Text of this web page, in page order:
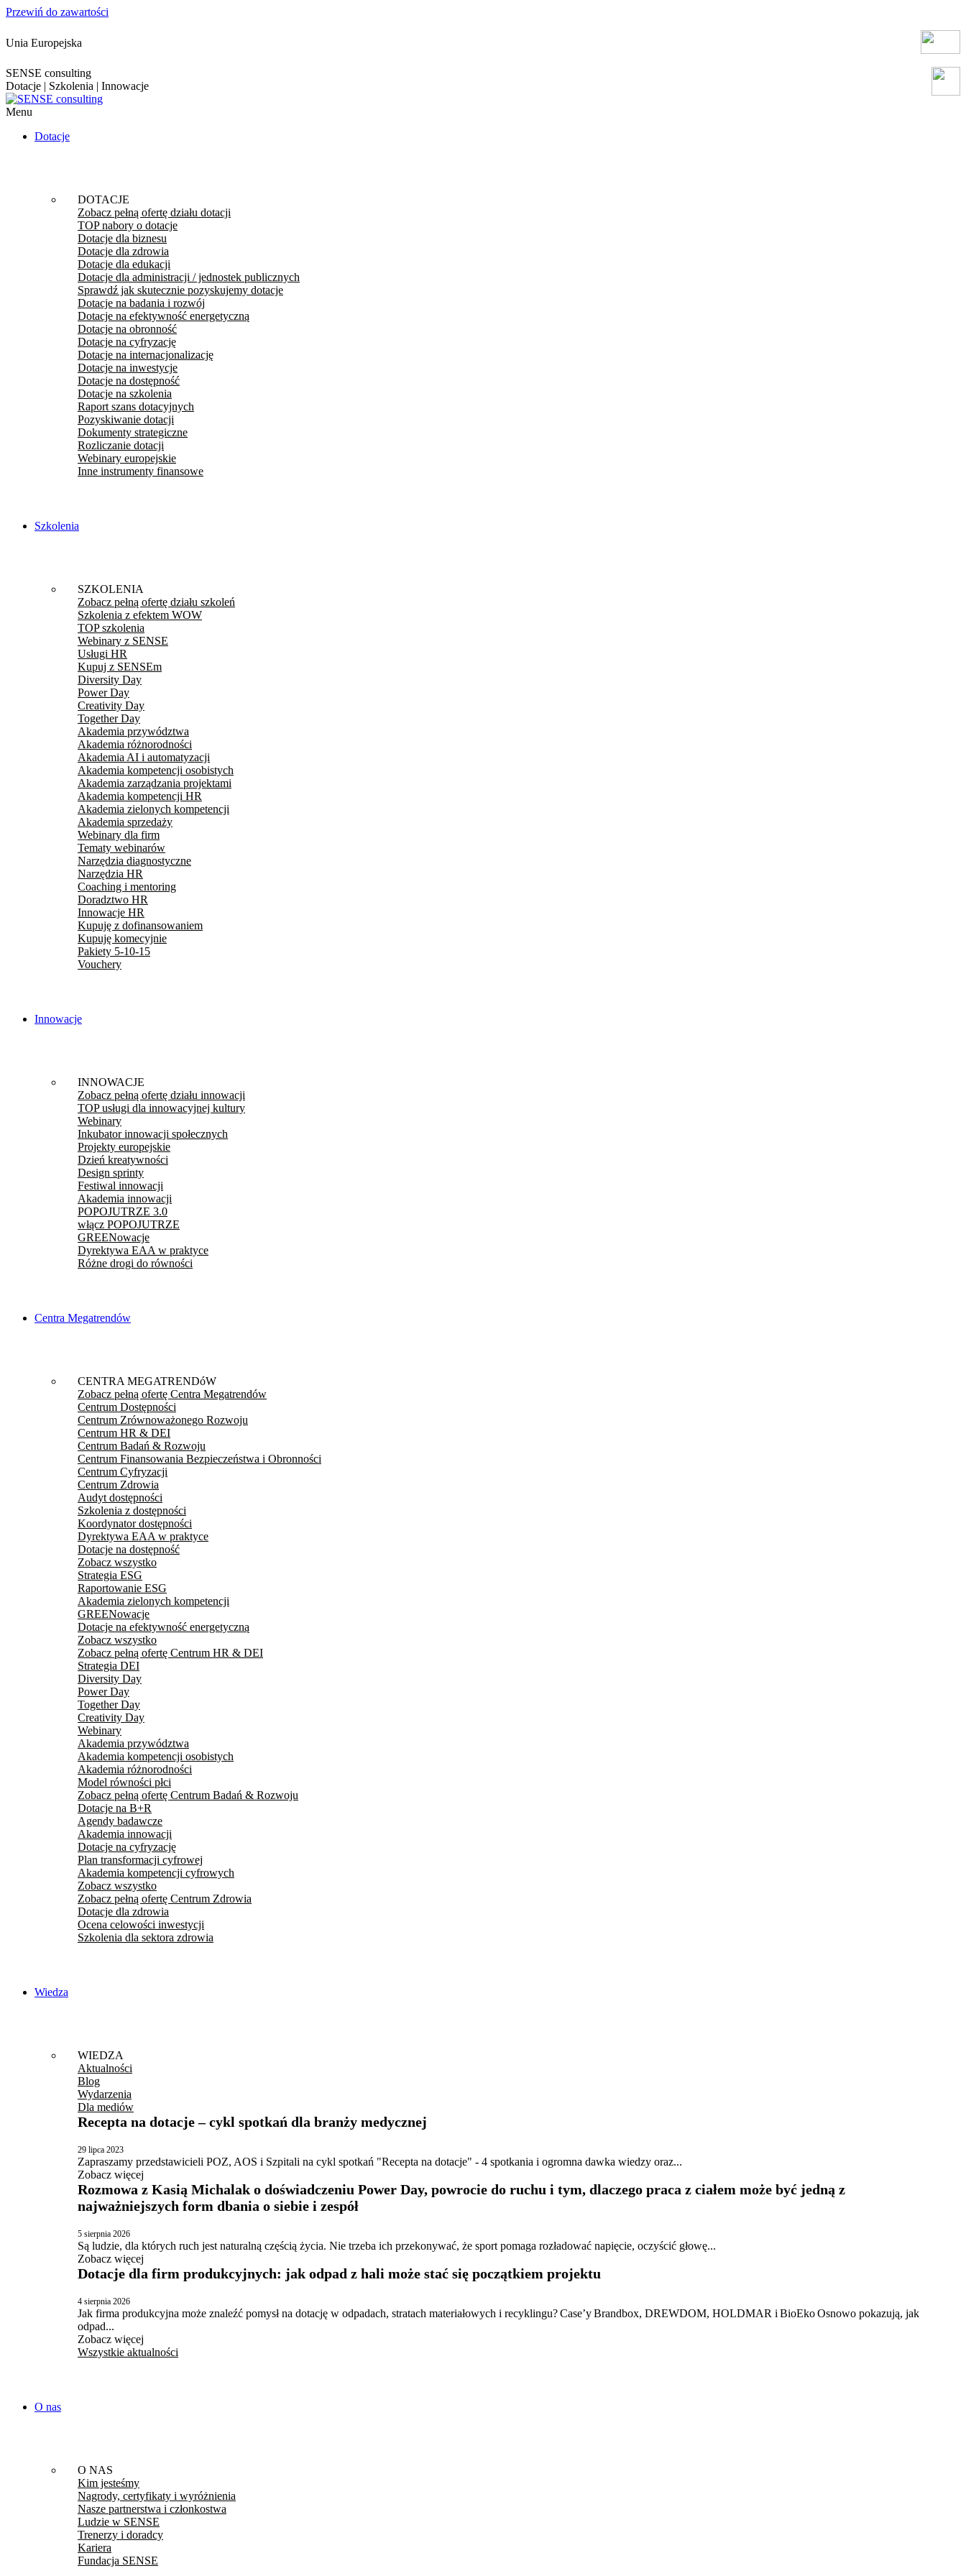
Przewiń do zawartości
Unia Europejska
SENSE consulting
Dotacje | Szkolenia | Innowacje
Menu
Dotacje
DOTACJE
Zobacz pełną ofertę działu dotacji
TOP nabory o dotacje
Dotacje dla biznesu
Dotacje dla zdrowia
Dotacje dla edukacji
Dotacje dla administracji / jednostek publicznych
Sprawdź jak skutecznie pozyskujemy dotacje
Dotacje na badania i rozwój
Dotacje na efektywność energetyczną
Dotacje na obronność
Dotacje na cyfryzację
Dotacje na internacjonalizację
Dotacje na inwestycje
Dotacje na dostępność
Dotacje na szkolenia
Raport szans dotacyjnych
Pozyskiwanie dotacji
Dokumenty strategiczne
Rozliczanie dotacji
Webinary europejskie
Inne instrumenty finansowe
Szkolenia
SZKOLENIA
Zobacz pełną ofertę działu szkoleń
Szkolenia z efektem WOW
TOP szkolenia
Webinary z SENSE
Usługi HR
Kupuj z SENSEm
Diversity Day
Power Day
Creativity Day
Together Day
Akademia przywództwa
Akademia różnorodności
Akademia AI i automatyzacji
Akademia kompetencji osobistych
Akademia zarządzania projektami
Akademia kompetencji HR
Akademia zielonych kompetencji
Akademia sprzedaży
Webinary dla firm
Tematy webinarów
Narzędzia diagnostyczne
Narzędzia HR
Coaching i mentoring
Doradztwo HR
Innowacje HR
Kupuję z dofinansowaniem
Kupuję komecyjnie
Pakiety 5-10-15
Vouchery
Innowacje
INNOWACJE
Zobacz pełną ofertę działu innowacji
TOP usługi dla innowacyjnej kultury
Webinary
Inkubator innowacji społecznych
Projekty europejskie
Dzień kreatywności
Design sprinty
Festiwal innowacji
Akademia innowacji
POPOJUTRZE 3.0
włącz POPOJUTRZE
GREENowacje
Dyrektywa EAA w praktyce
Różne drogi do równości
Centra Megatrendów
CENTRA MEGATRENDóW
Zobacz pełną ofertę Centra Megatrendów
Centrum Dostępności
Centrum Zrównoważonego Rozwoju
Centrum HR & DEI
Centrum Badań & Rozwoju
Centrum Finansowania Bezpieczeństwa i Obronności
Centrum Cyfryzacji
Centrum Zdrowia
Audyt dostępności
Szkolenia z dostępności
Koordynator dostępności
Dyrektywa EAA w praktyce
Dotacje na dostępność
Zobacz wszystko
Strategia ESG
Raportowanie ESG
Akademia zielonych kompetencji
GREENowacje
Dotacje na efektywność energetyczną
Zobacz wszystko
Zobacz pełną ofertę Centrum HR & DEI
Strategia DEI
Diversity Day
Power Day
Together Day
Creativity Day
Webinary
Akademia przywództwa
Akademia kompetencji osobistych
Akademia różnorodności
Model równości płci
Zobacz pełną ofertę Centrum Badań & Rozwoju
Dotacje na B+R
Agendy badawcze
Akademia innowacji
Dotacje na cyfryzację
Plan transformacji cyfrowej
Akademia kompetencji cyfrowych
Zobacz wszystko
Zobacz pełną ofertę Centrum Zdrowia
Dotacje dla zdrowia
Ocena celowości inwestycji
Szkolenia dla sektora zdrowia
Wiedza
WIEDZA
Aktualności
Blog
Wydarzenia
Dla mediów
Recepta na dotacje – cykl spotkań dla branży medycznej
29 lipca 2023
Zapraszamy przedstawicieli POZ, AOS i Szpitali na cykl spotkań "Recepta na dotacje" - 4 spotkania i ogromna dawka wiedzy oraz...
Zobacz więcej
Rozmowa z Kasią Michalak o doświadczeniu Power Day, powrocie do ruchu i tym, dlaczego praca z ciałem może być jedną z
najważniejszych form dbania o siebie i zespół
5 sierpnia 2026
Są ludzie, dla których ruch jest naturalną częścią życia. Nie trzeba ich przekonywać, że sport pomaga rozładować napięcie, oczyścić głowę...
Zobacz więcej
Dotacje dla firm produkcyjnych: jak odpad z hali może stać się początkiem projektu
4 sierpnia 2026
Jak firma produkcyjna może znaleźć pomysł na dotację w odpadach, stratach materiałowych i recyklingu? Case’y Brandbox, DREWDOM, HOLDMAR i BioEko Osnowo pokazują, jak
odpad...
Zobacz więcej
Wszystkie aktualności
O nas
O NAS
Kim jesteśmy
Nagrody, certyfikaty i wyróżnienia
Nasze partnerstwa i członkostwa
Ludzie w SENSE
Trenerzy i doradcy
Kariera
Fundacja SENSE